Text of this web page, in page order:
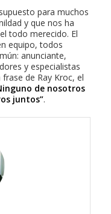
para muchos
y que nos ha
todo merecido. El
equipo, todos
anunciante,
y especialistas
de Ray Kroc, el
de nosotros
juntos”.